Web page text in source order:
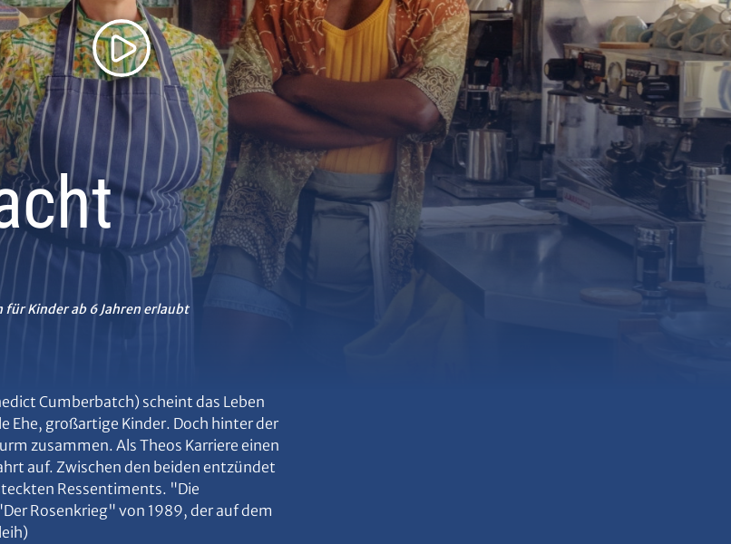
Kinder ab 6 Jahren erlaubt
Cumberbatch) scheint das Leben
Ehe, großartige Kinder. Doch hinter der
zusammen. Als Theos Karriere einen
auf. Zwischen den beiden entzündet
Ressentiments. "Die
Rosenkrieg" von 1989, der auf dem